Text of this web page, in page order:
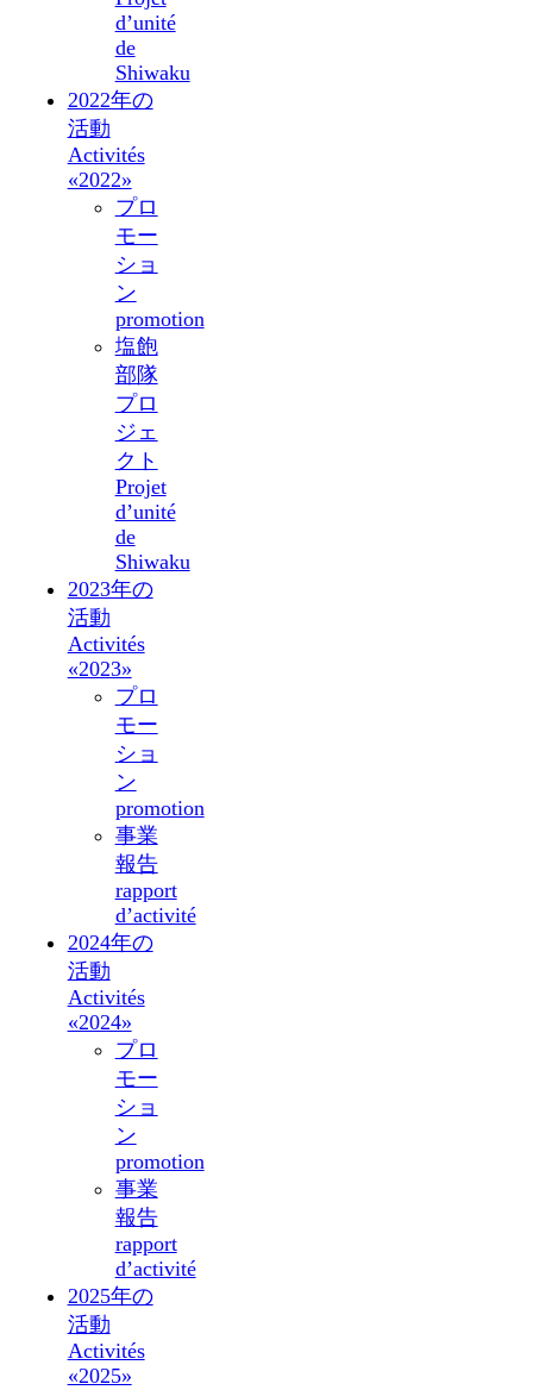
d’unité
de
Shiwaku
2022年の
活動
Activités
«2022»
プロ
モー
ショ
ン
promotion
塩飽
部隊
プロ
ジェ
クト
Projet
d’unité
de
Shiwaku
2023年の
活動
Activités
«2023»
プロ
モー
ショ
ン
promotion
事業
報告
rapport
d’activité
2024年の
活動
Activités
«2024»
プロ
モー
ショ
ン
promotion
事業
報告
rapport
d’activité
2025年の
活動
Activités
«2025»